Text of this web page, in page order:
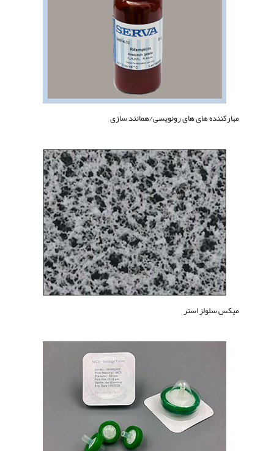
مهارکننده های های رونویسی/همانند سازی
میکس سلولز استر